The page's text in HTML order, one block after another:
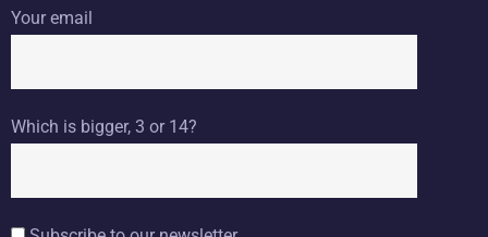
Your email
Which is bigger, 3 or 14?